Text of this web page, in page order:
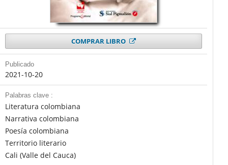
COMPRAR LIBRO
Publicado
2021-10-20
Palabras clave :
Literatura colombiana
Narrativa colombiana
Poesía colombiana
Territorio literario
Cali (Valle del Cauca)